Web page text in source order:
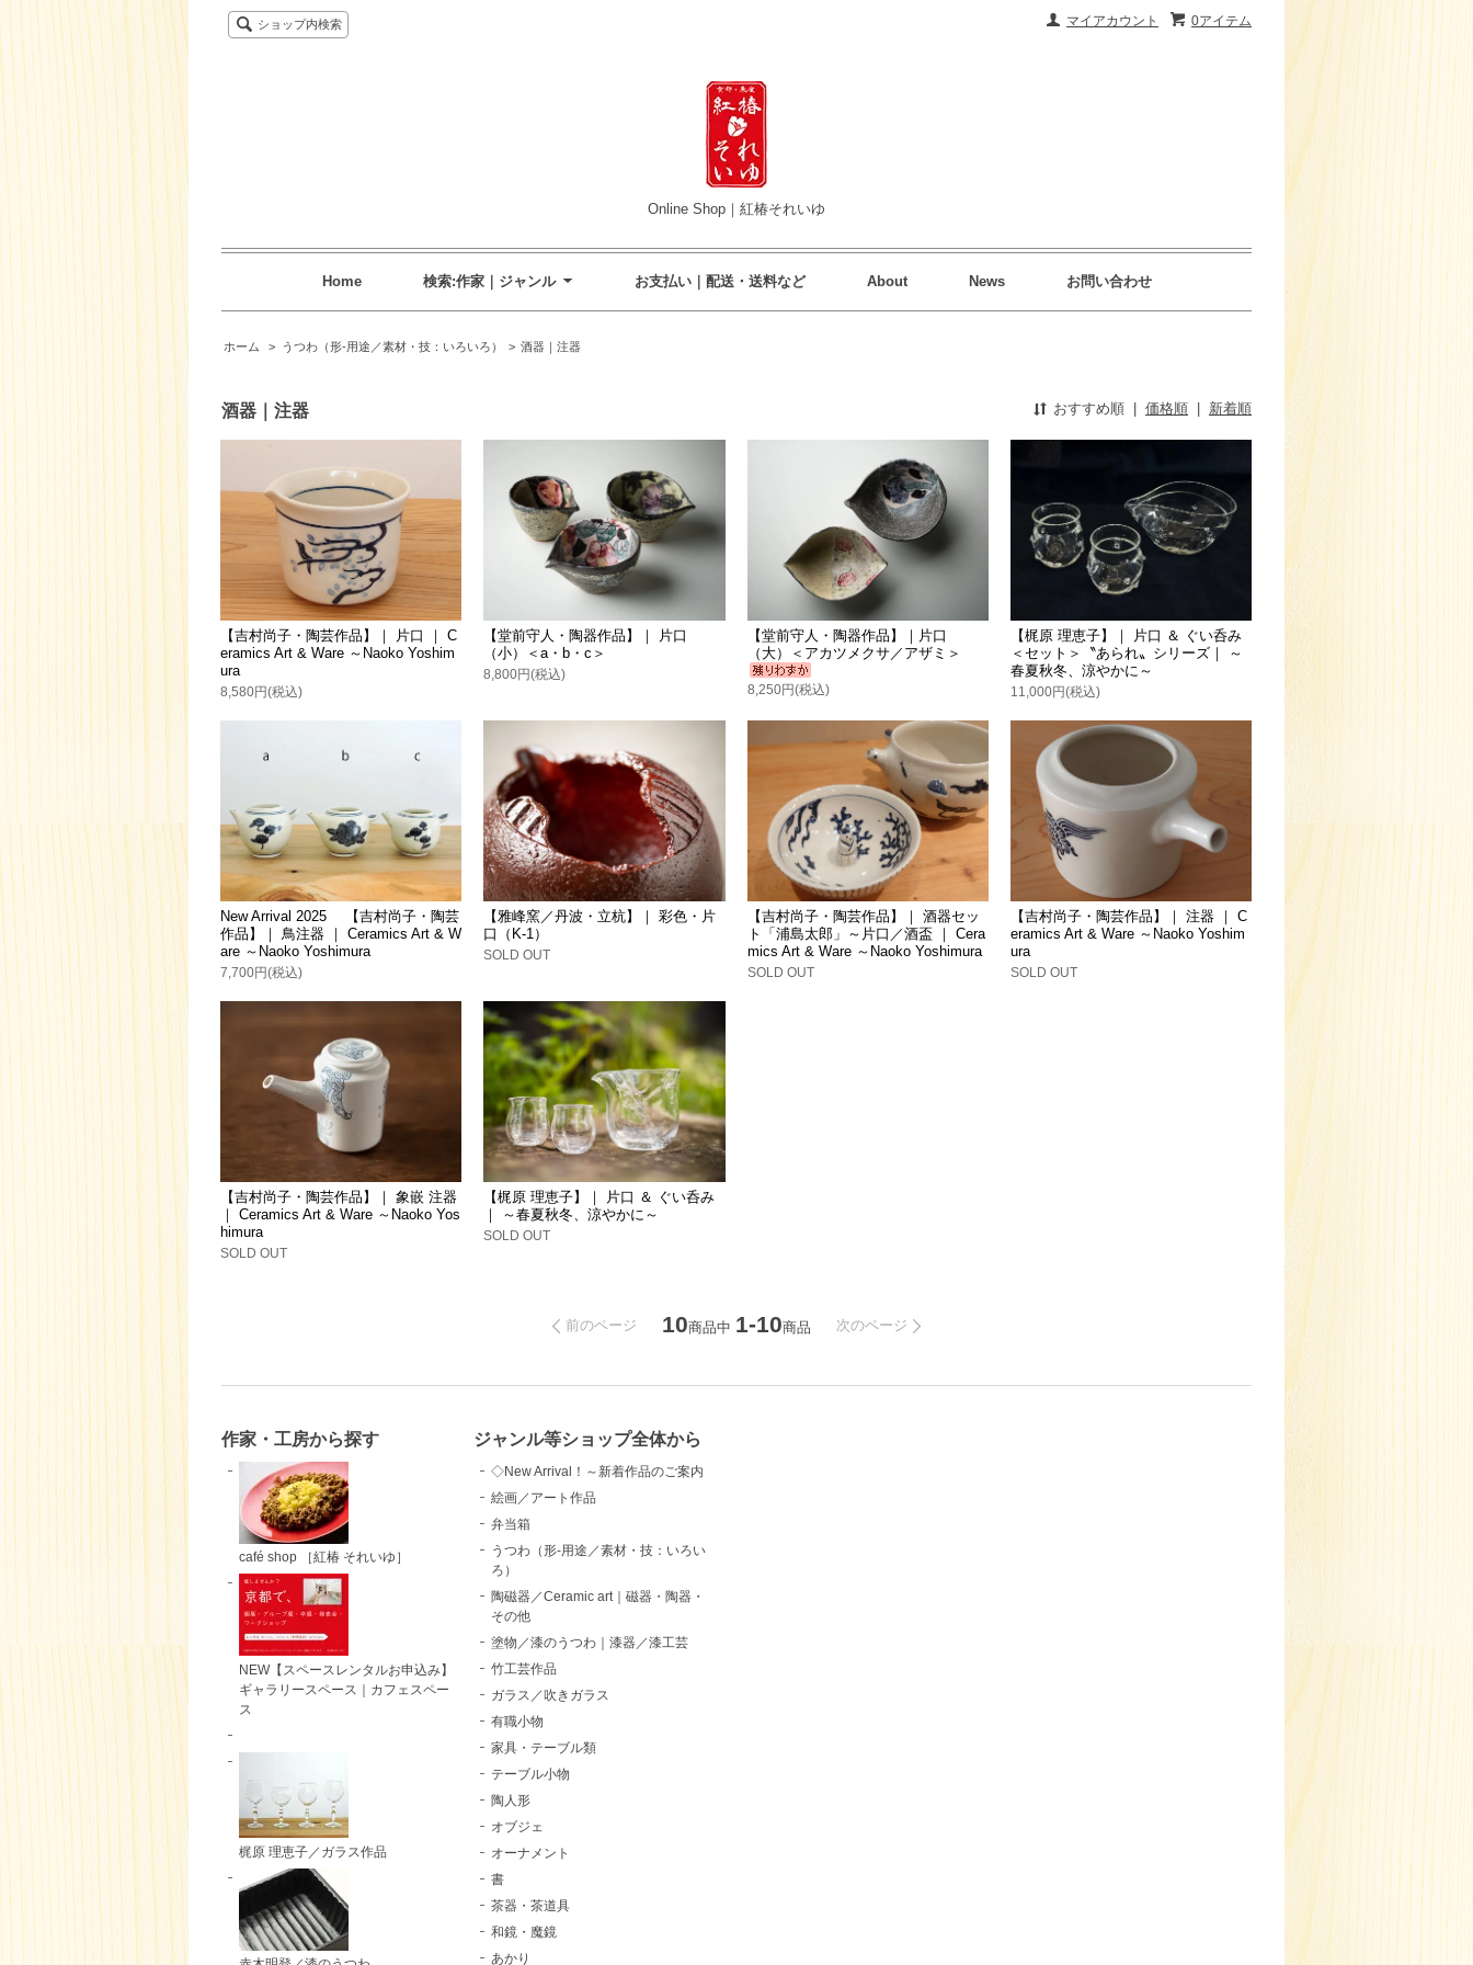
0アイテム
マイアカウント
ショップ内検索
Online Shop｜紅椿それいゆ
Home 検索:作家｜ジャンル お支払い｜配送・送料など About News お問い合わせ
ホーム > うつわ（形-用途／素材・技：いろいろ） > 酒器｜注器
酒器｜注器 おすすめ順 | 価格順 | 新着順
【吉村尚子・陶芸作品】｜ 片口 ｜ C
eramics Art & Ware ～Naoko Yoshim
ura
8,580円(税込)
【堂前守人・陶器作品】｜ 片口
（小）＜a・b・c＞
8,800円(税込)
【堂前守人・陶器作品】｜片口
（大）＜アカツメクサ／アザミ＞
8,250円(税込)
【梶原 理恵子】｜ 片口 ＆ ぐい呑み
＜セット＞〝あられ〟シリーズ｜ ～
春夏秋冬、涼やかに～
11,000円(税込)
New Arrival 2025 【吉村尚子・陶芸
作品】｜ 鳥注器 ｜ Ceramics Art & W
are ～Naoko Yoshimura
7,700円(税込)
【雅峰窯／丹波・立杭】｜ 彩色・片
口（K-1）
SOLD OUT
【吉村尚子・陶芸作品】｜ 酒器セッ
ト「浦島太郎」～片口／酒盃 ｜ Cera
mics Art & Ware ～Naoko Yoshimura
SOLD OUT
【吉村尚子・陶芸作品】｜ 注器 ｜ C
eramics Art & Ware ～Naoko Yoshim
ura
SOLD OUT
【吉村尚子・陶芸作品】｜ 象嵌 注器
｜ Ceramics Art & Ware ～Naoko Yos
himura
SOLD OUT
【梶原 理恵子】｜ 片口 ＆ ぐい呑み
｜ ～春夏秋冬、涼やかに～
SOLD OUT
前のページ 10商品中 1-10商品 次のページ
作家・工房から探す
café shop ［紅椿 それいゆ］
NEW【スペースレンタルお申込み】
ギャラリースペース｜カフェスペー
ス
梶原 理恵子／ガラス作品
ジャンル等ショップ全体から
◇New Arrival！～新着作品のご案内
絵画／アート作品
弁当箱
うつわ（形-用途／素材・技：いろい
ろ）
陶磁器／Ceramic art｜磁器・陶器・
その他
塗物／漆のうつわ｜漆器／漆工芸
竹工芸作品
ガラス／吹きガラス
有職小物
家具・テーブル類
テーブル小物
陶人形
オブジェ
オーナメント
書
茶器・茶道具
和鏡・魔鏡
あかり